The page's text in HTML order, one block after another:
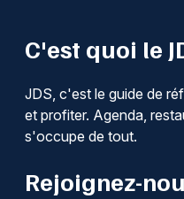
C'est quoi le
JDS, c'est le guide de
et profiter. Agenda,
s'occupe de tout.
Rejoignez-